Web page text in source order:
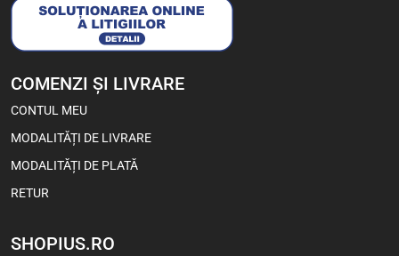
COMENZI ȘI LIVRARE
CONTUL MEU
MODALITĂȚI DE LIVRARE
MODALITĂȚI DE PLATĂ
RETUR
SHOPIUS.RO